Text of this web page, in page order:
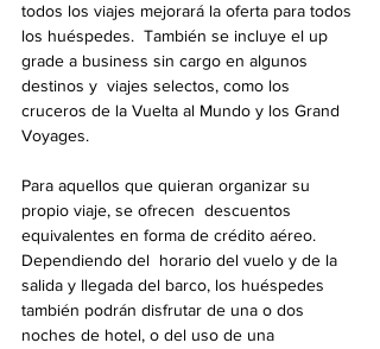
todos los viajes mejorará la oferta para todos
los huéspedes.  También se incluye el up
grade a business sin cargo en algunos
destinos y  viajes selectos, como los
cruceros de la Vuelta al Mundo y los Grand
Voyages.
Para aquellos que quieran organizar su
propio viaje, se ofrecen  descuentos
equivalentes en forma de crédito aéreo.
Dependiendo del  horario del vuelo y de la
salida y llegada del barco, los huéspedes
también podrán disfrutar de una o dos
noches de hotel, o del uso de una